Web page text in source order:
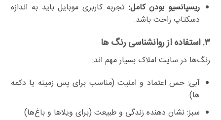
ریسپانسیو بودن کامل: تجربه کاربری موبایل باید به اندازه
دسکتاپ راحت باشد.
۳. استفاده از روانشناسی رنگ ها
رنگ‌ها در سایت املاک بسیار مهم اند:
آبی: حس اعتماد و امنیت (مناسب برای پس زمینه یا دکمه
ها)
سبز: نشان دهنده زندگی و طبیعت (برای ویلاها و باغ‌ها)